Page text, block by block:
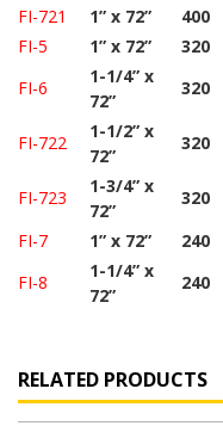
FI-721 1” x 72”
400
FI-5
1” x 72”
320
FI-6
1-1/4” x
72”
320
FI-722
1-1/2” x
72”
320
FI-723
1-3/4” x
72”
320
FI-7
1” x 72”
240
FI-8
1-1/4” x
72”
240
RELATED PRODUCTS